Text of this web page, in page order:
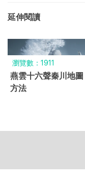
延伸閱讀
瀏覽數：2614
燕雲十六聲秦川攻
一個月亮所在處「玄